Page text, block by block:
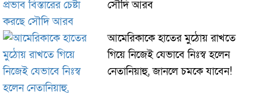
সৌদি আরব
আমেরিকাকে হাতের মুঠোয় রাখতে
গিয়ে নিজেই যেভাবে নিঃস্ব হলেন
নেতানিয়াহু, জানলে চমকে যাবেন!